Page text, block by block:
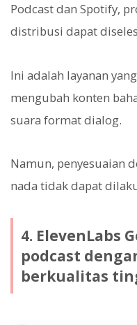
Podcast dan Spotify,
distribusi dapat
Ini adalah layanan
mengubah konten
suara format dialog.
Namun, penyesuaian
nada tidak dapat
4. ElevenLabs
podcast
berkualitas